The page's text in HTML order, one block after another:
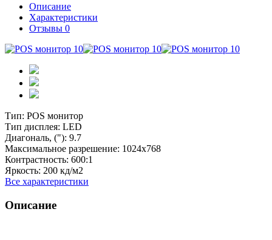
Описание
Характеристики
Отзывы 0
Тип: POS монитор
Тип дисплея: LED
Диагональ, ("): 9.7
Максимальное разрешение: 1024х768
Контрастность: 600:1
Яркость: 200 кд/м2
Все характеристики
Описание